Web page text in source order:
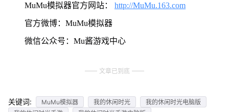
MuMu模拟器官方网站： http://MuMu.163.com
官方微博：MuMu模拟器
微信公众号：Mu酱游戏中心
文章已到底
关键词: MuMu模拟器 我的休闲时光
我的休闲时光电脑版